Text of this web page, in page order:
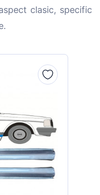
clasic, specific